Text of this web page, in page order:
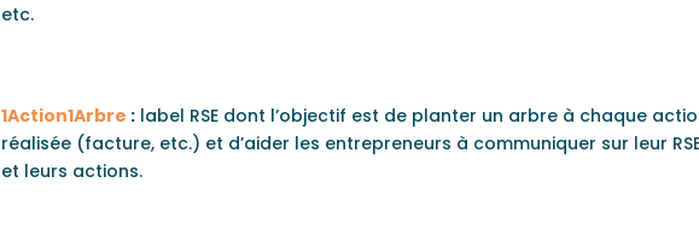
etc.
1Action1Arbre : label RSE dont l’objectif est de planter un arbre à chaque
réalisée (facture, etc.) et d’aider les entrepreneurs à communiquer sur leur
et leurs actions.